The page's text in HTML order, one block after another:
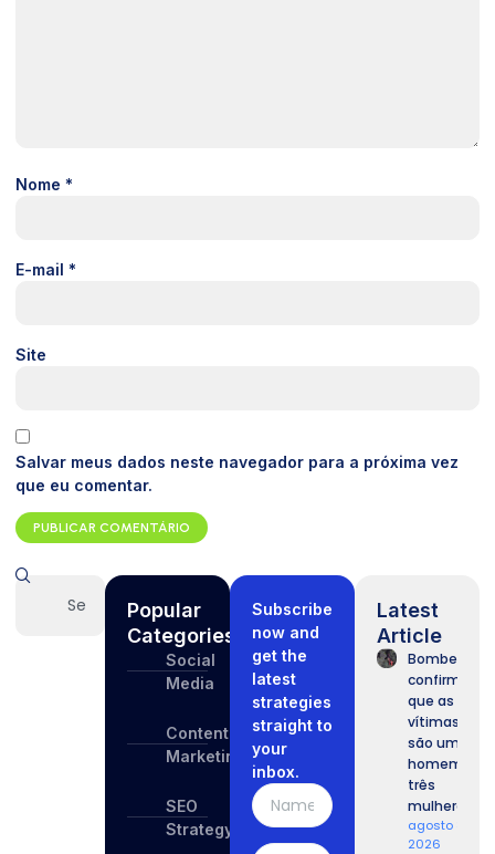
Nome *
E-mail *
Site
Salvar meus dados neste navegador para a próxima vez
que eu comentar.
Popular
Categories
Social
Media
Content
Marketing
SEO
Strategy
Subscribe
now and
get the
latest
strategies
straight to
your
inbox.
Latest
Article
Bombeiros
confirmam
que as
vítimas
são um
homem e
três
mulheres.
agosto 8,
2026